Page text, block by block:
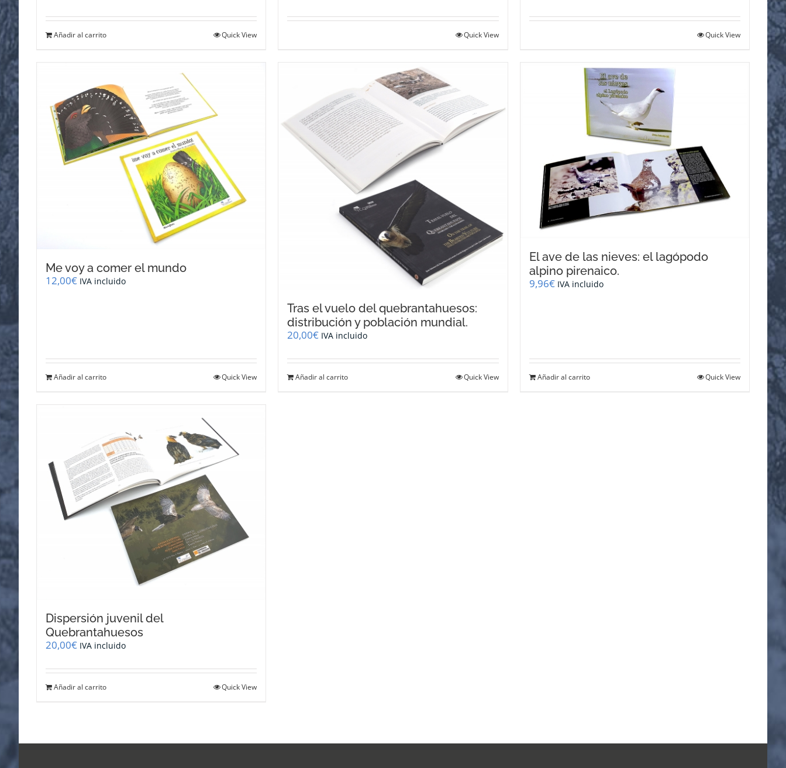
Añadir al carrito Quick View Quick View Quick View
Me voy a comer el mundo
12,00€ IVA incluido
Añadir al carrito Quick View
Tras el vuelo del quebrantahuesos:
distribución y población mundial.
20,00€ IVA incluido
Añadir al carrito Quick View
El ave de las nieves: el lagópodo
alpino pirenaico.
9,96€ IVA incluido
Añadir al carrito Quick View
Dispersión juvenil del
Quebrantahuesos
20,00€ IVA incluido
Añadir al carrito Quick View